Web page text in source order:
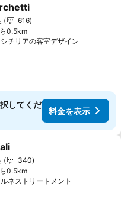
入りに追加
616
0.5km
チリアの客室デザイン
してくだ
料金を表示
入りに追加
340
0.5km
ネストリートメント